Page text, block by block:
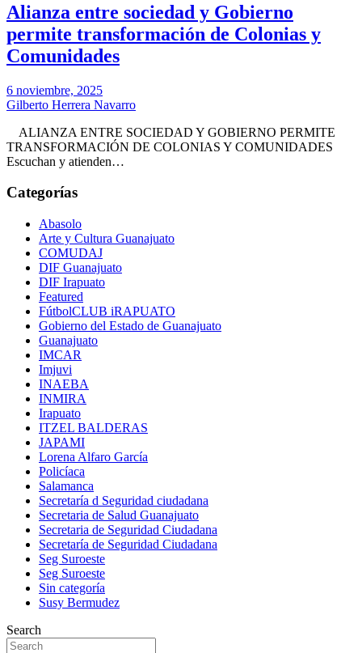
Alianza entre sociedad y Gobierno
permite transformación de Colonias y
Comunidades
6 noviembre, 2025
Gilberto Herrera Navarro
ALIANZA ENTRE SOCIEDAD Y GOBIERNO PERMITE
TRANSFORMACIÓN DE COLONIAS Y COMUNIDADES
Escuchan y atienden…
Categorías
Abasolo
Arte y Cultura Guanajuato
COMUDAJ
DIF Guanajuato
DIF Irapuato
Featured
FútbolCLUB iRAPUATO
Gobierno del Estado de Guanajuato
Guanajuato
IMCAR
Imjuvi
INAEBA
INMIRA
Irapuato
ITZEL BALDERAS
JAPAMI
Lorena Alfaro García
Policíaca
Salamanca
Secretaría d Seguridad ciudadana
Secretaria de Salud Guanajuato
Secretaria de Seguridad Ciudadana
Secretaría de Seguridad Ciudadana
Seg Suroeste
Seg Suroeste
Sin categoría
Susy Bermudez
Search